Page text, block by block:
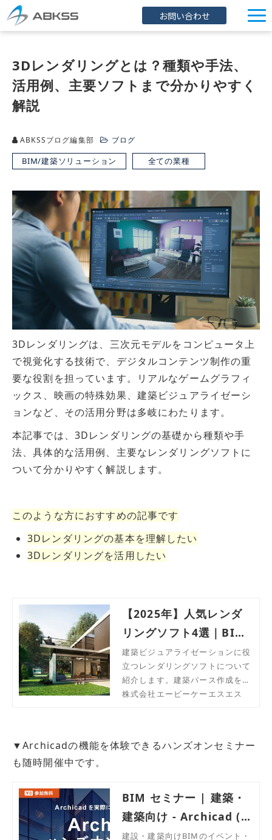
お問い合わせ
製品/FAQ
サービス
イベント・セミナー
ブログ
導入事例
3Dレンダリングとは？種類や手法、
活用例、主要ソフトまで分かりやすく
解説
ABKSSブログ編集部 ブログ
BIM/建築ソリューション 全ての業種
3Dレンダリングは、三次元モデルをコンピュータ上
で視覚化する技術で、デジタルコンテンツ制作の重
要な役割を担っています。リアルなゲームグラフィ
ックス、映画の特殊効果、建築ビジュアライゼーシ
ョンなど、その活用分野は多岐にわたります。
本記事では、3Dレンダリングの基礎から種類や手
法、具体的な活用例、主要なレンダリングソフトに
ついて分かりやすく解説します。
このような方におすすめの記事です
3Dレンダリングの基本を理解したい
3Dレンダリングを活用したい
【2025年】人気レンダ
リングソフト4選｜BIM
連携・建築ビジュアライ
ゼーション
建築ビジュアライゼーションに役
立つレンダリングソフトについて
紹介します。建築パース作成を行
いたい方、魅力的なプレゼンで差
株式会社エービーケーエスエス
▼Archicadの機能を体験できるハンズオンセミナー
も随時開催中です。
BIM セミナー | 建築・
建築向け - Archicad (ア
ーキキャド)
建設・建築向けBIMのイベント・